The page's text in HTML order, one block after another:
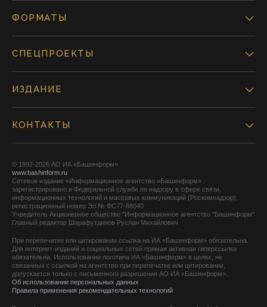
ФОРМАТЫ
СПЕЦПРОЕКТЫ
ИЗДАНИЕ
КОНТАКТЫ
© 1992-2026 АО ИА «Башинформ».
www.bashinform.ru
Сетевое издание «Информационное агентство «Башинформ»
зарегистрировано в Федеральной службе по надзору в сфере связи,
информационных технологий и массовых коммуникаций (Роскомнадзор),
регистрационный номер Эл № ФС77-88040
Учредитель Акционерное общество "Информационное агентство "Башинформ"
Главный редактор Шарафутдинов Руслан Михайлович
При перепечатке или цитировании ссылка на ИА «Башинформ» обязательна.
Для интернет-изданий и социальных сетей прямая активная гиперссылка
обязательна. Использование логотипа ИА «Башинформ» в целях, не
связанных с ссылкой на агентство при перепечатке или цитировании,
допускается только с письменного разрешения АО ИА «Башинформ».
Об использовании персональных данных
Правила применения рекомендательных технологий